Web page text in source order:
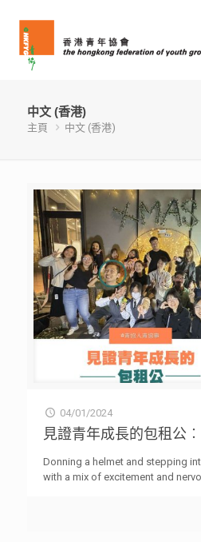
中文 (香港)
主頁 中文 (香港)
04/01/2024
見證青年成長的包租公
Donning a helmet and stepping
with a mix of excitement and